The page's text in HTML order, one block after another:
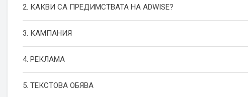
2. КАКВИ СА ПРЕДИМСТВАТА НА ADWISE?
3. КАМПАНИЯ
4. РЕКЛАМА
5. ТЕКСТОВА ОБЯВА